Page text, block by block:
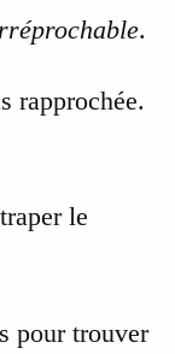
.
rapprochée.
le
pour trouver